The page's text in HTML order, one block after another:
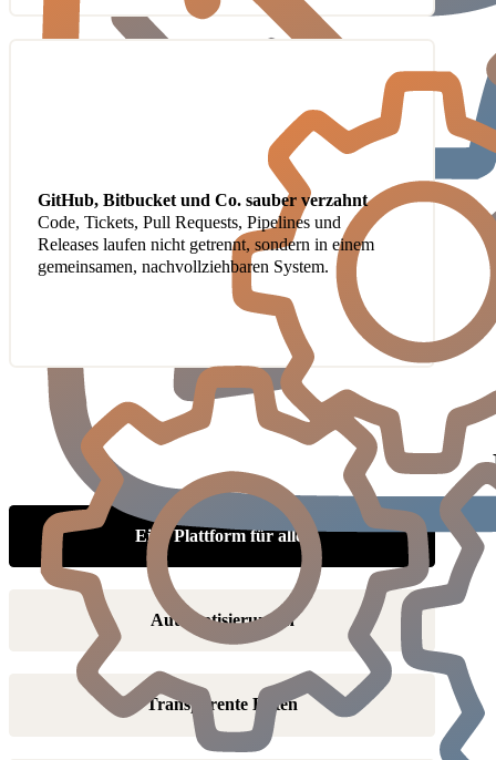
GitHub, Bitbucket und Co. sauber verzahnt
Code, Tickets, Pull Requests, Pipelines und
Releases laufen nicht getrennt, sondern in einem
gemeinsamen, nachvollziehbaren System.
Eine Plattform für alles
Automatisierungen
Transparente Daten